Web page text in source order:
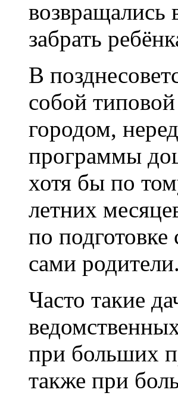
возвращались
забрать
В
собой
городом,
программы
хотя бы по
летних
по подготовке
сами родители.
Часто такие
при больших
также при